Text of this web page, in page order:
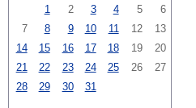
1
2 3 4 5
6
7
8 9 10 11 12
13
14
15 16 17 18 19
20
21
22 23 24 25 26
27
28
29 30 31